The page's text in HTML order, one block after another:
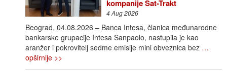
kompanije Sat-Trakt
4 Aug 2026
Beograd, 04.08.2026 – Banca Intesa, članica međunarodne
bankarske grupacije Intesa Sanpaolo, nastupila je kao
aranžer i pokrovitelj sedme emisije mini obveznica bez …
opširnije >>